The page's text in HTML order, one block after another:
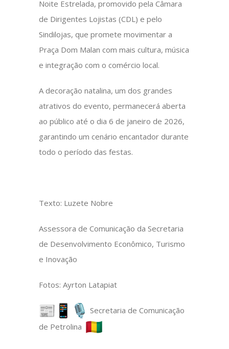
Noite Estrelada, promovido pela Câmara
de Dirigentes Lojistas (CDL) e pelo
Sindilojas, que promete movimentar a
Praça Dom Malan com mais cultura, música
e integração com o comércio local.
A decoração natalina, um dos grandes
atrativos do evento, permanecerá aberta
ao público até o dia 6 de janeiro de 2026,
garantindo um cenário encantador durante
todo o período das festas.
Texto: Luzete Nobre
Assessora de Comunicação da Secretaria
de Desenvolvimento Econômico, Turismo
e Inovação
Fotos: Ayrton Latapiat
Secretaria de Comunicação
de Petrolina